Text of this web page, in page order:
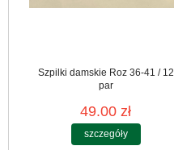
Szpilki damskie Roz 36-41 / 12
par
49.00 zł
szczegóły